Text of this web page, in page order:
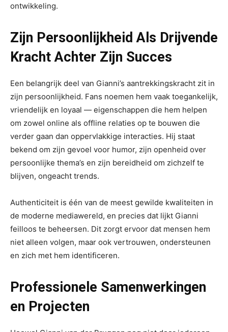
ontwikkeling.
Zijn Persoonlijkheid Als Drijvende
Kracht Achter Zijn Succes
Een belangrijk deel van Gianni’s aantrekkingskracht zit in
zijn persoonlijkheid. Fans noemen hem vaak toegankelijk,
vriendelijk en loyaal — eigenschappen die hem helpen
om zowel online als offline relaties op te bouwen die
verder gaan dan oppervlakkige interacties. Hij staat
bekend om zijn gevoel voor humor, zijn openheid over
persoonlijke thema’s en zijn bereidheid om zichzelf te
blijven, ongeacht trends.
Authenticiteit is één van de meest gewilde kwaliteiten in
de moderne mediawereld, en precies dat lijkt Gianni
feilloos te beheersen. Dit zorgt ervoor dat mensen hem
niet alleen volgen, maar ook vertrouwen, ondersteunen
en zich met hem identificeren.
Professionele Samenwerkingen
en Projecten